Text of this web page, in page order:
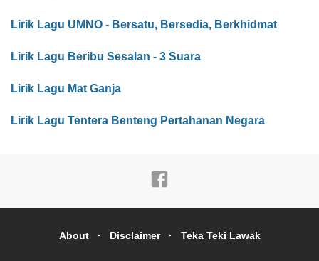
Lirik Lagu UMNO - Bersatu, Bersedia, Berkhidmat
Lirik Lagu Beribu Sesalan - 3 Suara
Lirik Lagu Mat Ganja
Lirik Lagu Tentera Benteng Pertahanan Negara
About Disclaimer Teka Teki Lawak